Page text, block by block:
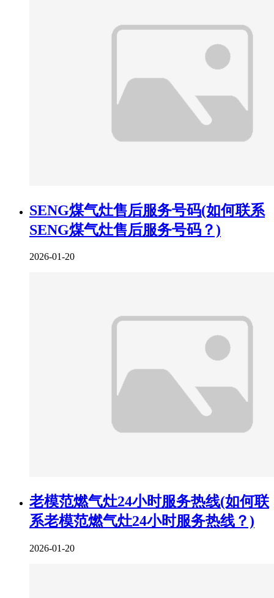
SENG煤气灶售后服务号码(如何联系
SENG煤气灶售后服务号码？)
2026-01-20
老模范燃气灶24小时服务热线(如何联
系老模范燃气灶24小时服务热线？)
2026-01-20